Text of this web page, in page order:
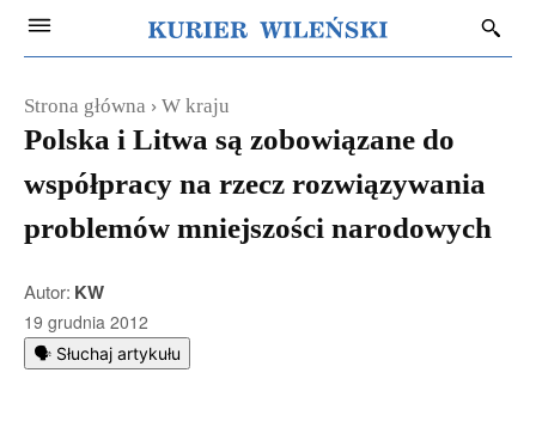
Strona główna W kraju
Polska i Litwa są zobowiązane do
współpracy na rzecz rozwiązywania
problemów mniejszości narodowych
Autor: KW
19 grudnia 2012
🗣️ Słuchaj artykułu